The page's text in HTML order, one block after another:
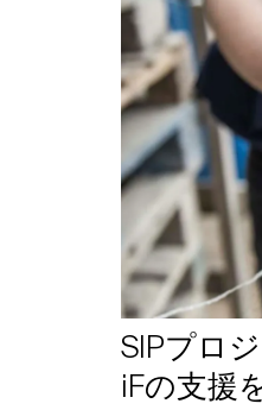
SIPプロ
iFの支援